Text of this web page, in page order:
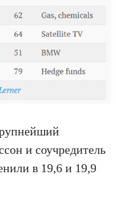
и соучредитель
в 19,6 и 19,9